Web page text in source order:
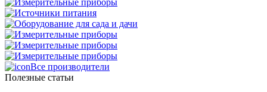
Все производители
Полезные статьи